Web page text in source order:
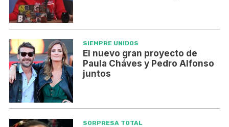
SIEMPRE UNIDOS
El nuevo gran proyecto de
Paula Cháves y Pedro Alfonso
juntos
SORPRESA TOTAL